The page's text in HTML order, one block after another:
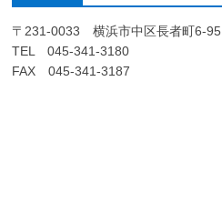
〒231-0033 横浜市中区長者町6-95
TEL 045-341-3180
FAX 045-341-3187